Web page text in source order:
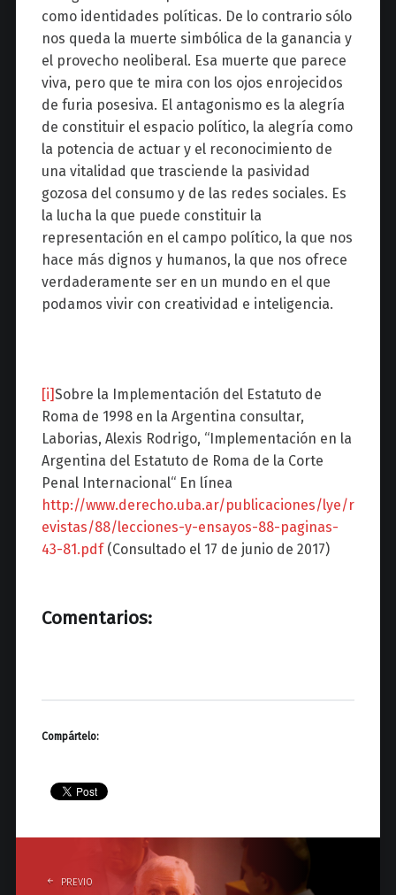
como identidades políticas. De lo contrario sólo
nos queda la muerte simbólica de la ganancia y
el provecho neoliberal. Esa muerte que parece
viva, pero que te mira con los ojos enrojecidos
de furia posesiva. El antagonismo es la alegría
de constituir el espacio político, la alegría como
la potencia de actuar y el reconocimiento de
una vitalidad que trasciende la pasividad
gozosa del consumo y de las redes sociales. Es
la lucha la que puede constituir la
representación en el campo político, la que nos
hace más dignos y humanos, la que nos ofrece
verdaderamente ser en un mundo en el que
podamos vivir con creatividad e inteligencia.
[i]Sobre la Implementación del Estatuto de
Roma de 1998 en la Argentina consultar,
Laborias, Alexis Rodrigo, “Implementación en la
Argentina del Estatuto de Roma de la Corte
Penal Internacional“ En línea
http://www.derecho.uba.ar/publicaciones/lye/r
evistas/88/lecciones-y-ensayos-88-paginas-
43-81.pdf(Consultado el 17 de junio de 2017)
Comentarios:
Compártelo:
PREVIO